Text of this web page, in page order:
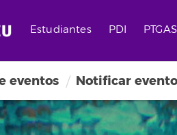
Estudiantes PDI PTGAS
eventos Notificar evento